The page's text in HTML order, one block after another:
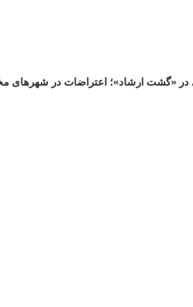
«گشت ارشاد»؛ اعتراضات در شهرهای